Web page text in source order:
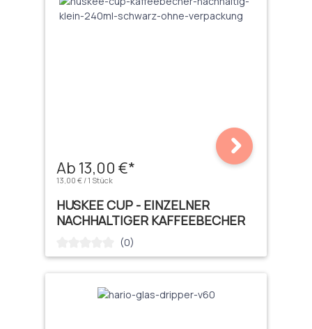
Ab 13,00 €*
13,00 € / 1 Stück
HUSKEE CUP - EINZELNER
NACHHALTIGER KAFFEEBECHER
Durchschnittliche Bewertung von 0 von 5 Sternen
(0)